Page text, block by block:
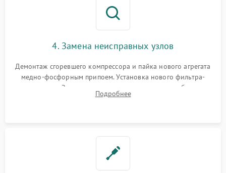
4. Замена неисправных узлов
Демонтаж сгоревшего компрессора и пайка нового агрегата
медно-фосфорным припоем. Установка нового фильтра-
осушителя. Замена изношенных вентиляторов обдува,
сломанных заслонок или поврежденных дверных петель.
Подробнее